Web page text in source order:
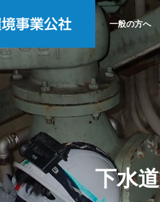
各種お申し込み 一般の方へ
下水